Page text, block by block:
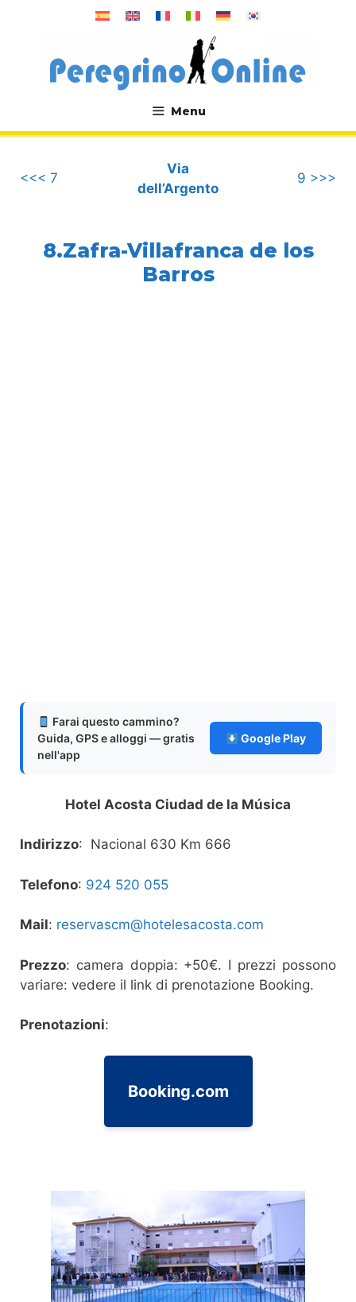
Menu
.
<<< 7
Via
dell’Argento
9 >>>
8.Zafra-Villafranca de los
Barros
Farai questo cammino?
Guida, GPS e alloggi — gratis
nell'app
Google Play
Hotel Acosta Ciudad de la Música
Indirizzo: Nacional 630 Km 666
Telefono: 924 520 055
Mail: reservascm@hotelesacosta.com
Prezzo: camera doppia: +50€. I prezzi possono
variare: vedere il link di prenotazione Booking.
Prenotazioni:
Booking.com